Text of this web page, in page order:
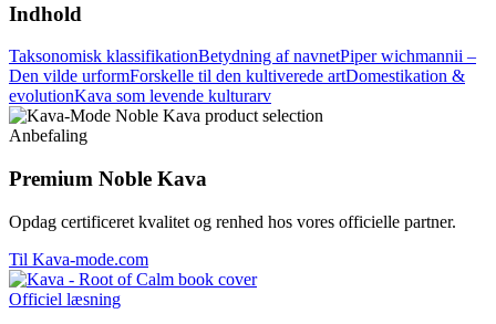
Indhold
Taksonomisk klassifikationBetydning af navnetPiper wichmannii –
Den vilde urformForskelle til den kultiverede artDomestikation &
evolutionKava som levende kulturarv
Anbefaling
Premium Noble Kava
Opdag certificeret kvalitet og renhed hos vores officielle partner.
Til Kava-mode.com
Officiel læsning